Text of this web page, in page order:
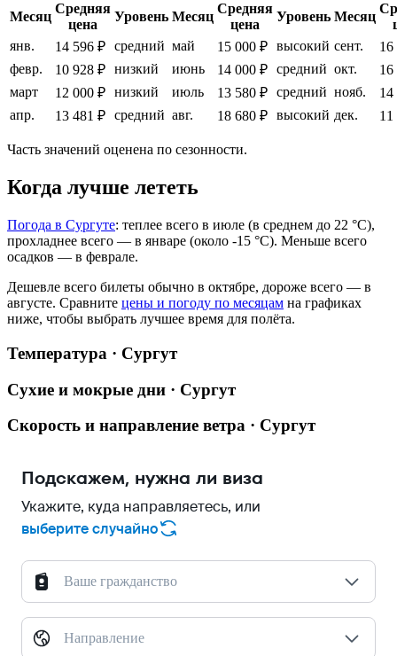
Месяц
Средняя
цена
Уровень Месяц
Средняя
цена
Уровень Месяц
янв.
14 596 ₽ средний май 15 000 ₽ высокий сент.
16
февр.
10 928 ₽ низкий июнь 14 000 ₽ средний окт.
16
март
12 000 ₽ низкий июль 13 580 ₽ средний нояб.
14
апр.
13 481 ₽ средний авг. 18 680 ₽ высокий дек. 11
Часть значений оценена по сезонности.
Когда лучше лететь
Погода в Сургуте: теплее всего в июле (в среднем до 22 °C),
прохладнее всего — в январе (около -15 °C). Меньше всего
осадков — в феврале.
Дешевле всего билеты обычно в октябре, дороже всего — в
августе. Сравните цены и погоду по месяцам на графиках
ниже, чтобы выбрать лучшее время для полёта.
Температура · Сургут
Сухие и мокрые дни · Сургут
Скорость и направление ветра · Сургут
Подскажем, нужна ли виза
Укажите, куда направляетесь, или
выберите случайно
Ваше гражданство
Направление